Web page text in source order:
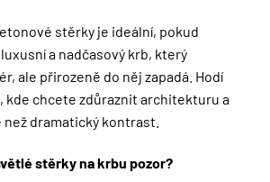
stěrky je ideální, pokud
a nadčasový krb, který
ale přirozeně do něj zapadá. Hodí
kde chcete zdůraznit architekturu a
dramatický kontrast.
stěrky na krbu pozor?